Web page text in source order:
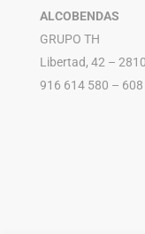
ALCOBENDAS
GRUPO TH
Libertad, 42 –
916 614 580 –